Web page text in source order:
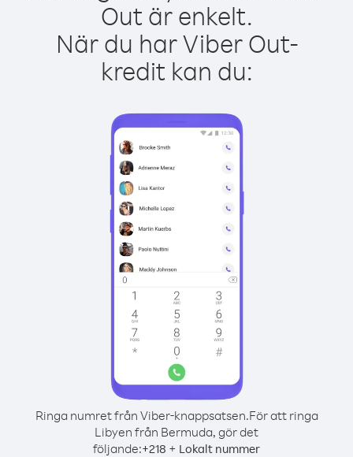
Out är enkelt.
När du har Viber Out-
kredit kan du:
Ringa numret från Viber-knappsatsen.För att ringa
Libyen från Bermuda, gör det
följande:+218 + Lokalt nummer